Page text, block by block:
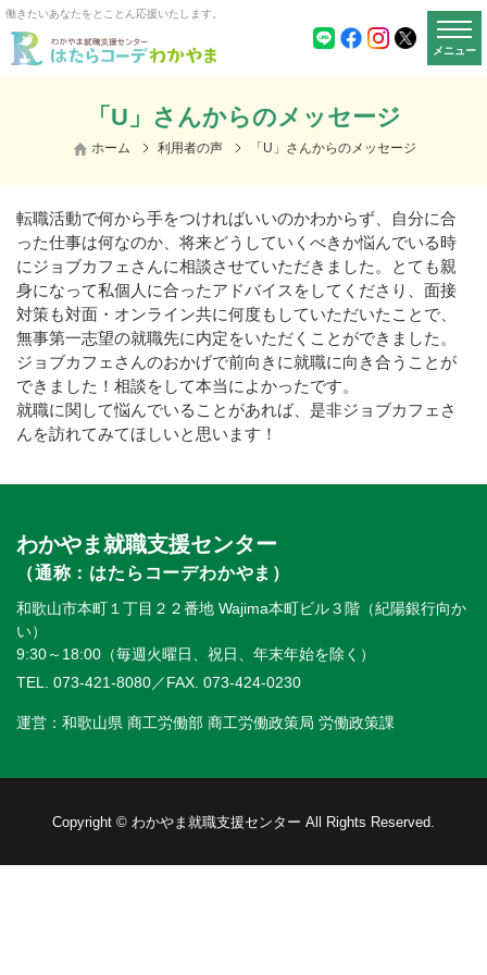
働きたいあなたをとことん応援いたします。
メニュー
「U」さんからのメッセージ
ホーム 利用者の声 「U」さんからのメッセージ
転職活動で何から手をつければいいのかわからず、自分に合
った仕事は何なのか、将来どうしていくべきか悩んでいる時
にジョブカフェさんに相談させていただきました。とても親
身になって私個人に合ったアドバイスをしてくださり、面接
対策も対面・オンライン共に何度もしていただいたことで、
無事第一志望の就職先に内定をいただくことができました。
ジョブカフェさんのおかげで前向きに就職に向き合うことが
できました！相談をして本当によかったです。
就職に関して悩んでいることがあれば、是非ジョブカフェさ
んを訪れてみてほしいと思います！
わかやま就職支援センター
（通称：はたらコーデわかやま）
和歌山市本町１丁目２２番地 Wajima本町ビル３階（紀陽銀行向か
い）
9:30～18:00（毎週火曜日、祝日、年末年始を除く）
TEL. 073-421-8080／FAX. 073-424-0230
運営：和歌山県 商工労働部 商工労働政策局 労働政策課
Copyright © わかやま就職支援センター All Rights Reserved.